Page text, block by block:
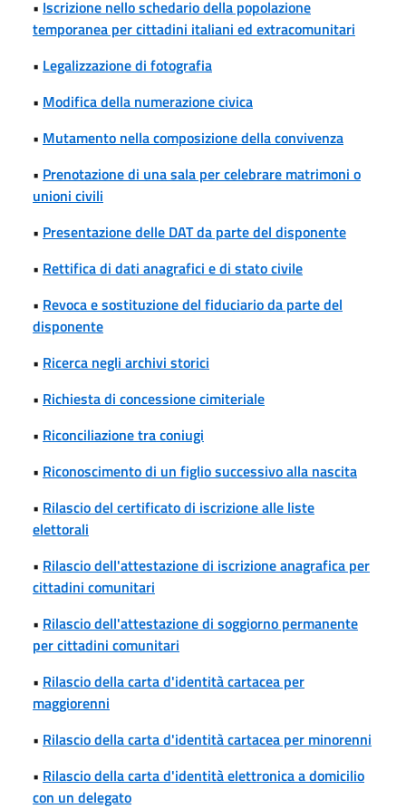
• Iscrizione nello schedario della popolazione
temporanea per cittadini italiani ed extracomunitari
• Legalizzazione di fotografia
• Modifica della numerazione civica
• Mutamento nella composizione della convivenza
• Prenotazione di una sala per celebrare matrimoni o
unioni civili
• Presentazione delle DAT da parte del disponente
• Rettifica di dati anagrafici e di stato civile
• Revoca e sostituzione del fiduciario da parte del
disponente
• Ricerca negli archivi storici
• Richiesta di concessione cimiteriale
• Riconciliazione tra coniugi
• Riconoscimento di un figlio successivo alla nascita
• Rilascio del certificato di iscrizione alle liste
elettorali
• Rilascio dell'attestazione di iscrizione anagrafica per
cittadini comunitari
• Rilascio dell'attestazione di soggiorno permanente
per cittadini comunitari
• Rilascio della carta d'identità cartacea per
maggiorenni
• Rilascio della carta d'identità cartacea per minorenni
• Rilascio della carta d'identità elettronica a domicilio
con un delegato